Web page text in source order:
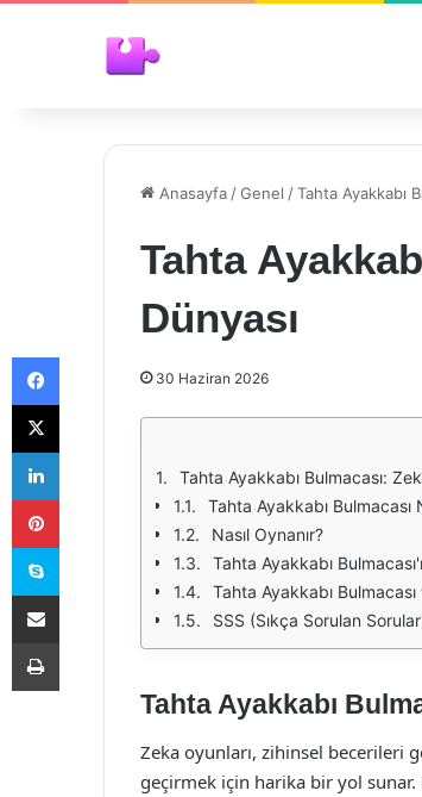
Anasayfa /Genel /Tahta Ayakkabı
Tahta
Dünyası
30 Haziran 2026
Tahta Ayakkabı Bulmacası:
Tahta Ayakkabı Bulmacası
Nasıl Oynanır?
Tahta Ayakkabı
Tahta Ayakkabı
SSS (Sıkça Sorulan
Tahta Ayakkabı
Zeka oyunları, zihinsel becerileri
geçirmek için harika bir yol
Facebook
X
LinkedIn
Pinterest
Skype
E-Posta ile paylaş